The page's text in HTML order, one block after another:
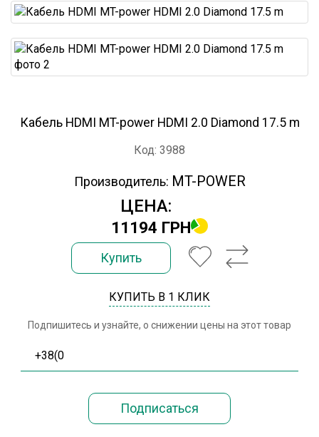
Кабель HDMI MT-power HDMI 2.0 Diamond 17.5 m
Код: 3988
Производитель: MT-POWER
ЦЕНА:
11194 ГРН
Купить
КУПИТЬ В 1 КЛИК
Подпишитесь и узнайте, о снижении цены на этот товар